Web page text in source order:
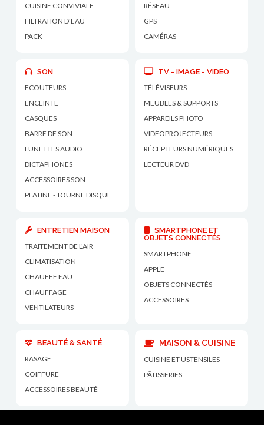
CUISINE CONVIVIALE
FILTRATION D'EAU
PACK
RÉSEAU
GPS
CAMÉRAS
SON
ECOUTEURS
ENCEINTE
CASQUES
BARRE DE SON
LUNETTES AUDIO
DICTAPHONES
ACCESSOIRES SON
PLATINE - TOURNE DISQUE
TV - IMAGE - VIDEO
TÉLÉVISEURS
MEUBLES & SUPPORTS
APPAREILS PHOTO
VIDEOPROJECTEURS
RÉCEPTEURS NUMÉRIQUES
LECTEUR DVD
ENTRETIEN MAISON
TRAITEMENT DE L'AIR
CLIMATISATION
CHAUFFE EAU
CHAUFFAGE
VENTILATEURS
SMARTPHONE ET
OBJETS CONNECTÉS
SMARTPHONE
APPLE
OBJETS CONNECTÉS
ACCESSOIRES
BEAUTÉ & SANTÉ
RASAGE
COIFFURE
ACCESSOIRES BEAUTÉ
MAISON & CUISINE
CUISINE ET USTENSILES
PÂTISSERIES